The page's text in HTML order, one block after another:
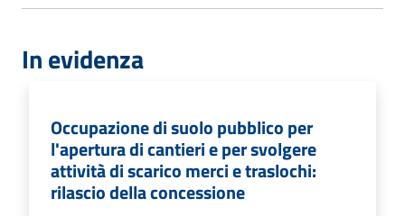
In evidenza
Occupazione di suolo pubblico per
l'apertura di cantieri e per svolgere
attività di scarico merci e traslochi:
rilascio della concessione